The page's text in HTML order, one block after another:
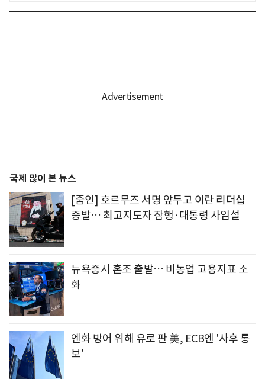
국제 많이 본 뉴스
[줌인] 호르무즈 서명 앞두고 이란 리더십
증발… 최고지도자 잠행·대통령 사임설
뉴욕증시 혼조 출발… 비농업 고용지표 소
화
엔화 방어 위해 유로 판 美, ECB엔 '사후 통
보'